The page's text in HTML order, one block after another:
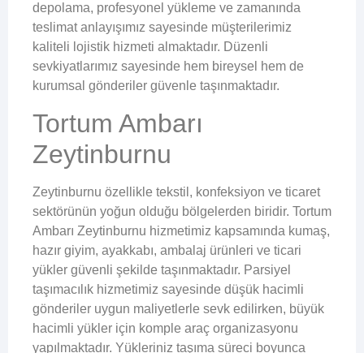
depolama, profesyonel yükleme ve zamanında
teslimat anlayışımız sayesinde müşterilerimiz
kaliteli lojistik hizmeti almaktadır. Düzenli
sevkiyatlarımız sayesinde hem bireysel hem de
kurumsal gönderiler güvenle taşınmaktadır.
Tortum Ambarı
Zeytinburnu
Zeytinburnu özellikle tekstil, konfeksiyon ve ticaret
sektörünün yoğun olduğu bölgelerden biridir. Tortum
Ambarı Zeytinburnu hizmetimiz kapsamında kumaş,
hazır giyim, ayakkabı, ambalaj ürünleri ve ticari
yükler güvenli şekilde taşınmaktadır. Parsiyel
taşımacılık hizmetimiz sayesinde düşük hacimli
gönderiler uygun maliyetlerle sevk edilirken, büyük
hacimli yükler için komple araç organizasyonu
yapılmaktadır. Yükleriniz taşıma süreci boyunca